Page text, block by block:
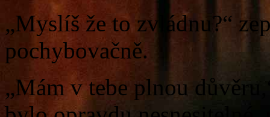
„Myslíš že to zvládnu?“
pochybovačně.
„Mám v tebe plnou